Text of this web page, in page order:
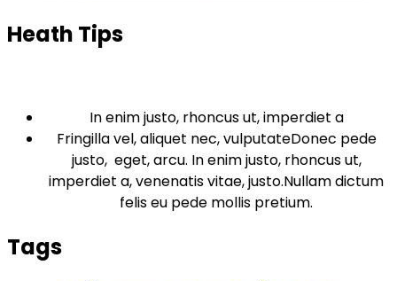
Heath Tips
In enim justo, rhoncus ut, imperdiet a
Fringilla vel, aliquet nec, vulputateDonec pede
justo, eget, arcu. In enim justo, rhoncus ut,
imperdiet a, venenatis vitae, justo.Nullam dictum
felis eu pede mollis pretium.
Tags